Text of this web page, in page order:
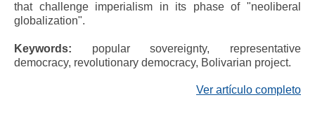
that challenge imperialism in its phase of "neoliberal
globalization".
Keywords: popular sovereignty, representative
democracy, revolutionary democracy, Bolivarian project.
Ver artículo completo